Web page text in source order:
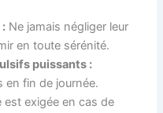
Ne jamais négliger leur
en toute sérénité.
puissants :
en fin de journée.
est exigée en cas de